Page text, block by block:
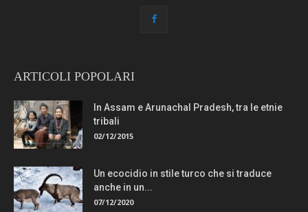
ARTICOLI POPOLARI
In Assam e Arunachal Pradesh, tra le etnie
tribali
02/12/2015
Un ecocidio in stile turco che si traduce
anche in un...
07/12/2020